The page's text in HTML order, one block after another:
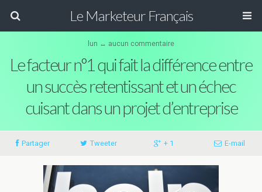
Le Marketeur Français
lun ↔ aucun commentaire
Le facteur n°1 qui fait la différence entre
un succès retentissant et un échec
cuisant dans un projet d’entreprise
Partager Tweeter + 1 E-mail